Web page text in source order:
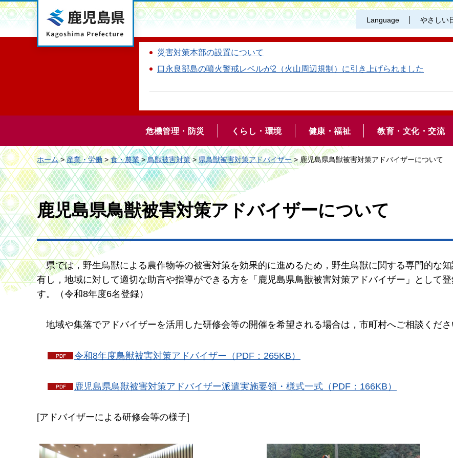
鹿児島県 Language やさしい
災害対策本部の設置について
口永良部島の噴火警戒レベルが2（火山周辺規制）に引き上げられました
危機管理・防災 くらし・環境 健康・福祉 教育・文化・交流
ホーム>産業・労働>食・農業>鳥獣被害対策>県鳥獣被害対策アドバイザー> 鹿児島県鳥獣被害対策アドバイザーについて
鹿児島県鳥獣被害対策アドバイザーについて
県では，野生鳥獣による農作物等の被害対策を効果的に進めるため，野生鳥獣に関する専門的な
有し，地域に対して適切な助言や指導ができる方を「鹿児島県鳥獣被害対策アドバイザー」として登
す。（令和8年度6名登録）
地域や集落でアドバイザーを活用した研修会等の開催を希望される場合は，市町村へご相談くださ
令和8年度鳥獣被害対策アドバイザー（PDF：265KB）
鹿児島県鳥獣被害対策アドバイザー派遣実施要領・様式一式（PDF：166KB）
[アドバイザーによる研修会等の様子]